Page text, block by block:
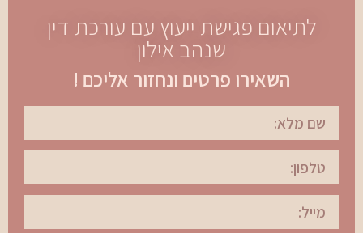
לתיאום פגישת ייעוץ עם עורכת דין
שנהב אילון
השאירו פרטים ונחזור אליכם !